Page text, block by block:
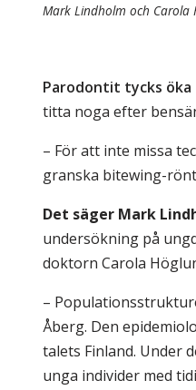
Mark Lindholm och Carola
Parodontit tycks öka
titta noga efter
– För att inte missa
granska bitewing-
Det säger Mark
undersökning på
doktorn Carola
–
Åberg. Den
talets Finland. Under
unga individer med